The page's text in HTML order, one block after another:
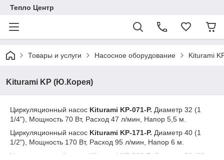
Тепло Центр
Товары и услуги Насосное оборудование Kiturami
Kiturami KP (Ю.Корея)
Циркуляционный насос Kiturami KP-071-P. Диаметр 32 (1
1/4"), Мощность 70 Вт, Расход 47 л/мин, Напор 5,5 м.
Циркуляционный насос Kiturami KP-171-P. Диаметр 40 (1
1/2"), Мощность 170 Вт, Расход 95 л/мин, Напор 6 м.
Циркуляционный насос Kiturami KP-261-P.
Диаметр 50 (2"),